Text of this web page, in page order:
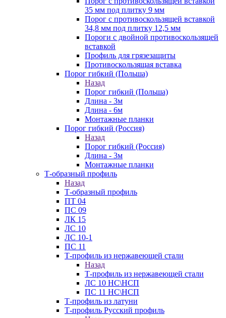
35 мм под плитку 9 мм
Порог с противоскользящей вставкой
34,8 мм под плитку 12,5 мм
Пороги с двойной противоскользящей
вставкой
Профиль для грязезащиты
Противоскользящая вставка
Порог гибкий (Польша)
Назад
Порог гибкий (Польша)
Длина - 3м
Длина - 6м
Монтажные планки
Порог гибкий (Россия)
Назад
Порог гибкий (Россия)
Длина - 3м
Монтажные планки
Т-образный профиль
Назад
Т-образный профиль
ПТ 04
ПС 09
ЛК 15
ЛС 10
ЛС 10-1
ПС 11
Т-профиль из нержавеющей стали
Назад
Т-профиль из нержавеющей стали
ЛС 10 НС\НСП
ПС 11 НС\НСП
Т-профиль из латуни
Т-профиль Русский профиль